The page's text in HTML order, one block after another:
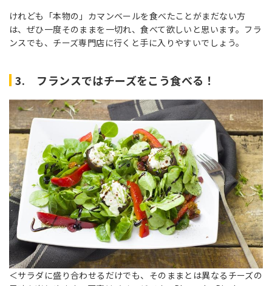
けれども「本物の」カマンベールを食べたことがまだない方
は、ぜひ一度そのままを一切れ、食べて欲しいと思います。フラ
ンスでも、チーズ専門店に行くと手に入りやすいでしょう。
3. フランスではチーズをこう食べる！
＜サラダに盛り合わせるだけでも、そのままとは異なるチーズの